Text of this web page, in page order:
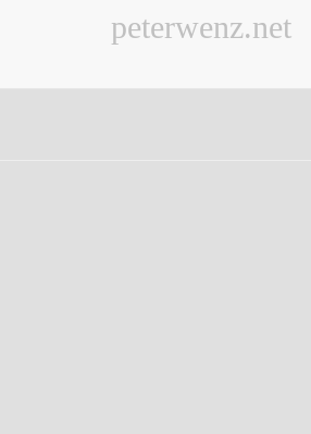
peterwenz.net